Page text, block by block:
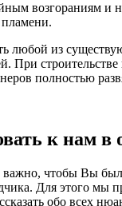
возгораниям и
пламени.
любой из
При
полностью
к нам в
чтобы Вы
Для этого мы
обо всех